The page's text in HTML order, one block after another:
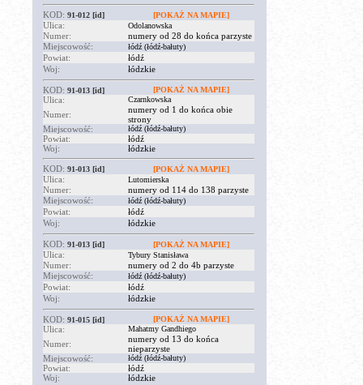
KOD: 91-012 [id] [POKAŻ NA MAPIE]
Ulica: Odolanowska
Numer:
numery od 28 do końca parzyste
Miejscowość:
łódź (łódź-bałuty)
Powiat:
łódź
Woj:
łódzkie
KOD: 91-013 [id] [POKAŻ NA MAPIE]
Ulica: Czarnkowska
Numer:
numery od 1 do końca obie
strony
Miejscowość:
łódź (łódź-bałuty)
Powiat:
łódź
Woj:
łódzkie
KOD: 91-013 [id] [POKAŻ NA MAPIE]
Ulica: Lutomierska
Numer:
numery od 114 do 138 parzyste
Miejscowość:
łódź (łódź-bałuty)
Powiat:
łódź
Woj:
łódzkie
KOD: 91-013 [id] [POKAŻ NA MAPIE]
Ulica: Tybury Stanisława
Numer:
numery od 2 do 4b parzyste
Miejscowość:
łódź (łódź-bałuty)
Powiat:
łódź
Woj:
łódzkie
KOD: 91-015 [id] [POKAŻ NA MAPIE]
Ulica: Mahatmy Gandhiego
Numer:
numery od 13 do końca
nieparzyste
Miejscowość:
łódź (łódź-bałuty)
Powiat:
łódź
Woj:
łódzkie